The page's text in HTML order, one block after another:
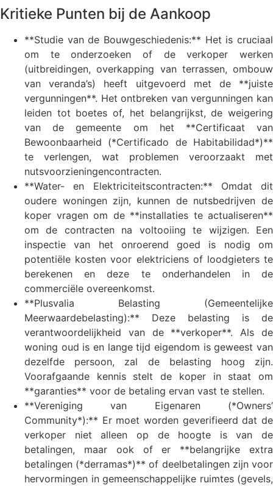
Kritieke Punten bij de Aankoop
**Studie van de Bouwgeschiedenis:** Het is cruciaal
om te onderzoeken of de verkoper werken
(uitbreidingen, overkapping van terrassen, ombouw
van veranda’s) heeft uitgevoerd met de **juiste
vergunningen**. Het ontbreken van vergunningen kan
leiden tot boetes of, het belangrijkst, de weigering
van de gemeente om het **Certificaat van
Bewoonbaarheid (*Certificado de Habitabilidad*)**
te verlengen, wat problemen veroorzaakt met
nutsvoorzieningencontracten.
**Water- en Elektriciteitscontracten:** Omdat dit
oudere woningen zijn, kunnen de nutsbedrijven de
koper vragen om de **installaties te actualiseren**
om de contracten na voltooiing te wijzigen. Een
inspectie van het onroerend goed is nodig om
potentiële kosten voor elektriciens of loodgieters te
berekenen en deze te onderhandelen in de
commerciële overeenkomst.
**Plusvalia Belasting (Gemeentelijke
Meerwaardebelasting):** Deze belasting is de
verantwoordelijkheid van de **verkoper**. Als de
woning oud is en lange tijd eigendom is geweest van
dezelfde persoon, zal de belasting hoog zijn.
Voorafgaande kennis stelt de koper in staat om
**garanties** voor de betaling ervan vast te stellen.
**Vereniging van Eigenaren (*Owners’
Community*):** Er moet worden geverifieerd dat de
verkoper niet alleen op de hoogte is van de
betalingen, maar ook of er **belangrijke extra
betalingen (*derramas*)** of deelbetalingen zijn voor
hervormingen in gemeenschappelijke ruimtes (gevels,